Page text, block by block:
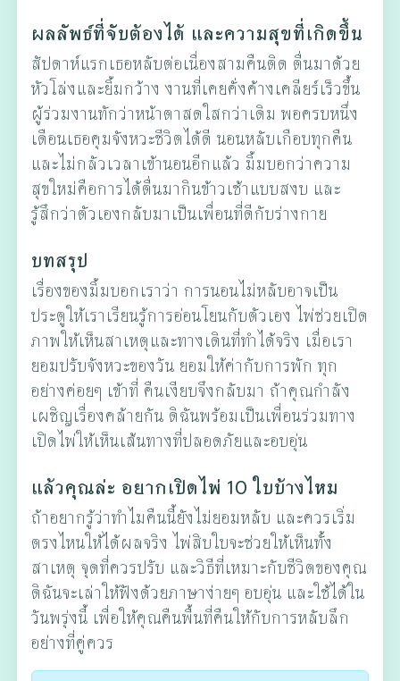
ผลลัพธ์ที่จับต้องได้ และความสุขที่เกิดขึ้น
สัปดาห์แรกเธอหลับต่อเนื่องสามคืนติด ตื่นมาด้วย
หัวโล่งและยิ้มกว้าง งานที่เคยคั่งค้างเคลียร์เร็วขึ้น
ผู้ร่วมงานทักว่าหน้าตาสดใสกว่าเดิม พอครบหนึ่ง
เดือนเธอคุมจังหวะชีวิตได้ดี นอนหลับเกือบทุกคืน
และไม่กลัวเวลาเข้านอนอีกแล้ว มิ้มบอกว่าความ
สุขใหม่คือการได้ตื่นมากินข้าวเช้าแบบสงบ และ
รู้สึกว่าตัวเองกลับมาเป็นเพื่อนที่ดีกับร่างกาย
บทสรุป
เรื่องของมิ้มบอกเราว่า การนอนไม่หลับอาจเป็น
ประตูให้เราเรียนรู้การอ่อนโยนกับตัวเอง ไพ่ช่วยเปิด
ภาพให้เห็นสาเหตุและทางเดินที่ทำได้จริง เมื่อเรา
ยอมปรับจังหวะของวัน ยอมให้ค่ากับการพัก ทุก
อย่างค่อยๆ เข้าที่ คืนเงียบจึงกลับมา ถ้าคุณกำลัง
เผชิญเรื่องคล้ายกัน ดิฉันพร้อมเป็นเพื่อนร่วมทาง
เปิดไพ่ให้เห็นเส้นทางที่ปลอดภัยและอบอุ่น
แล้วคุณล่ะ อยากเปิดไพ่ 10 ใบบ้างไหม
ถ้าอยากรู้ว่าทำไมคืนนี้ยังไม่ยอมหลับ และควรเริ่ม
ตรงไหนให้ได้ผลจริง ไพ่สิบใบจะช่วยให้เห็นทั้ง
สาเหตุ จุดที่ควรปรับ และวิธีที่เหมาะกับชีวิตของคุณ
ดิฉันจะเล่าให้ฟังด้วยภาษาง่ายๆ อบอุ่น และใช้ได้ใน
วันพรุ่งนี้ เพื่อให้คุณคืนพื้นที่คืนให้กับการหลับลึก
อย่างที่คู่ควร